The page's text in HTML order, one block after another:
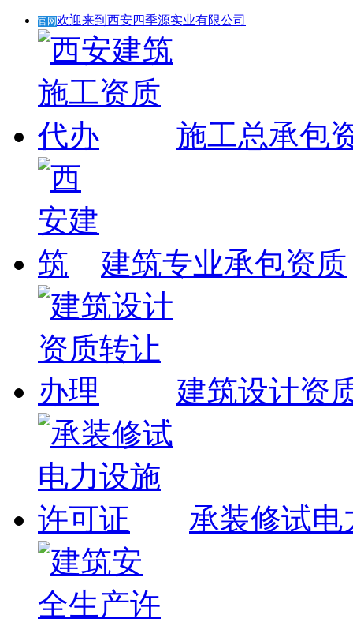
官网欢迎来到西安四季源实业有限公司
施工总承包
建筑专业承包资质
建筑设计资
承装修试